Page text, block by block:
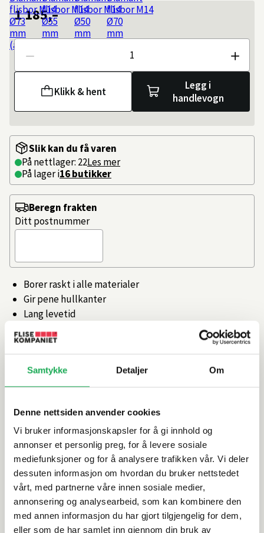
Samtykke Detaljer Om
Denne nettsiden anvender cookies
Vi bruker informasjonskapsler for å gi innhold og
annonser et personlig preg, for å levere sosiale
mediefunksjoner og for å analysere trafikken vår. Vi deler
dessuten informasjon om hvordan du bruker nettstedet
vårt, med partnerne våre innen sosiale medier,
annonsering og analysearbeid, som kan kombinere den
med annen informasjon du har gjort tilgjengelig for dem,
eller som de har samlet inn gjennom din bruk av
1 185,–
Antall
Klikk & hent
Legg i
handlevogn
Slik kan du få varen
På nettlager: 22Les mer
På lager i16 butikker
Borer raskt i alle materialer
Gir pene hullkanter
Lang levetid
Porcellanato, marmor og keramikk
Artikkelnr.101167619
Beregn frakten
Ditt postnummer
Spesifikasjoner
Leveringsinformasjon
Alternative produkter